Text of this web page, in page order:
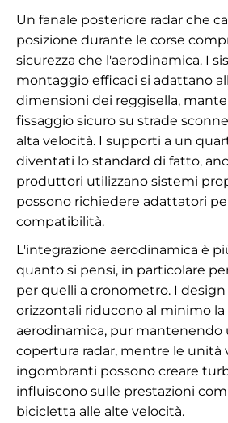
Un fanale posteriore radar che
posizione durante le corse
sicurezza che l'aerodinamica. I
montaggio efficaci si adattano
dimensioni dei reggisella,
fissaggio sicuro su strade
alta velocità. I supporti a un
diventati lo standard di fatto,
produttori utilizzano sistemi
possono richiedere adattatori
compatibilità.
L'integrazione aerodinamica è
quanto si pensi, in particolare
per quelli a cronometro. I
orizzontali riducono al minimo la
aerodinamica, pur mantenendo
copertura radar, mentre le unità
ingombranti possono creare
influiscono sulle prestazioni
bicicletta alle alte velocità.